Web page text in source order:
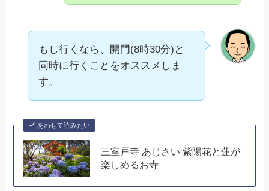
もし行くなら、開門(8時30分)と
同時に行くことをオススメしま
す。
あわせて読みたい
三室戸寺 あじさい 紫陽花と蓮が
楽しめるお寺